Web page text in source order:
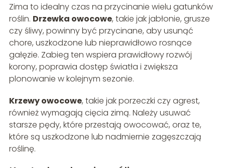
Zima to idealny czas na przycinanie wielu gatunków
roślin. Drzewka owocowe, takie jak jabłonie, grusze
czy śliwy, powinny być przycinane, aby usunąć
chore, uszkodzone lub nieprawidłowo rosnące
gałęzie. Zabieg ten wspiera prawidłowy rozwój
korony, poprawia dostęp światła i zwiększa
plonowanie w kolejnym sezonie.
Krzewy owocowe, takie jak porzeczki czy agrest,
również wymagają cięcia zimą. Należy usuwać
starsze pędy, które przestają owocować, oraz te,
które są uszkodzone lub nadmiernie zagęszczają
roślinę.